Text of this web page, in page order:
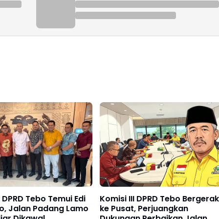
Tebo Temui Edi
Jalan Padang Lamo
Komisi III DPRD Tebo Bergerak
ke Pusat, Perjuangkan